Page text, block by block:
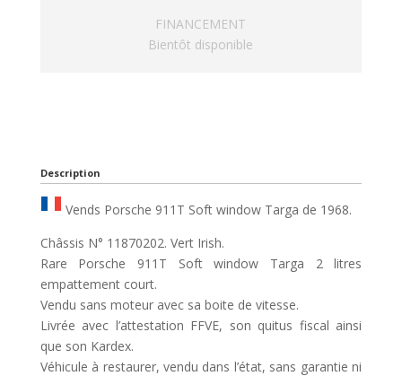
FINANCEMENT
Bientôt disponible
Description
Vends Porsche 911T Soft window Targa de 1968.
Châssis N° 11870202. Vert Irish.
Rare Porsche 911T Soft window Targa 2 litres
empattement court.
Vendu sans moteur avec sa boite de vitesse.
Livrée avec l’attestation FFVE, son quitus fiscal ainsi
que son Kardex.
Véhicule à restaurer, vendu dans l’état, sans garantie ni